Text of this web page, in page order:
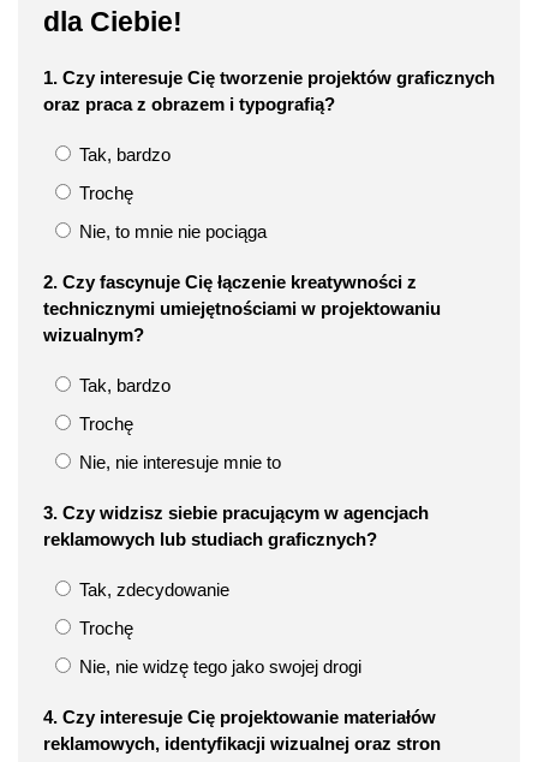
dla Ciebie!
1. Czy interesuje Cię tworzenie projektów graficznych
oraz praca z obrazem i typografią?
Tak, bardzo
Trochę
Nie, to mnie nie pociąga
2. Czy fascynuje Cię łączenie kreatywności z
technicznymi umiejętnościami w projektowaniu
wizualnym?
Tak, bardzo
Trochę
Nie, nie interesuje mnie to
3. Czy widzisz siebie pracującym w agencjach
reklamowych lub studiach graficznych?
Tak, zdecydowanie
Trochę
Nie, nie widzę tego jako swojej drogi
4. Czy interesuje Cię projektowanie materiałów
reklamowych, identyfikacji wizualnej oraz stron